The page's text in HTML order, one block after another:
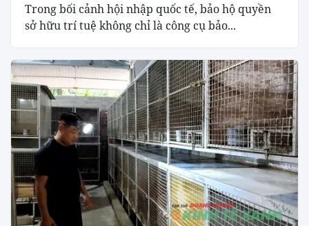
Trong bối cảnh hội nhập quốc tế, bảo hộ quyền
sở hữu trí tuệ không chỉ là công cụ bảo...